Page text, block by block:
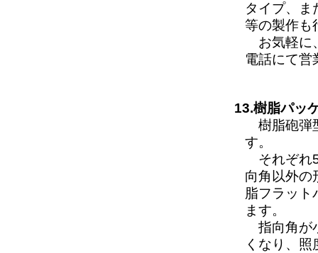
タイプ、ま
等の製作も
お気軽に
電話にて営
13.樹脂パッ
樹脂砲弾
す。
それぞれ
向角以外の
脂フラット
ます。
指向角が
くなり、